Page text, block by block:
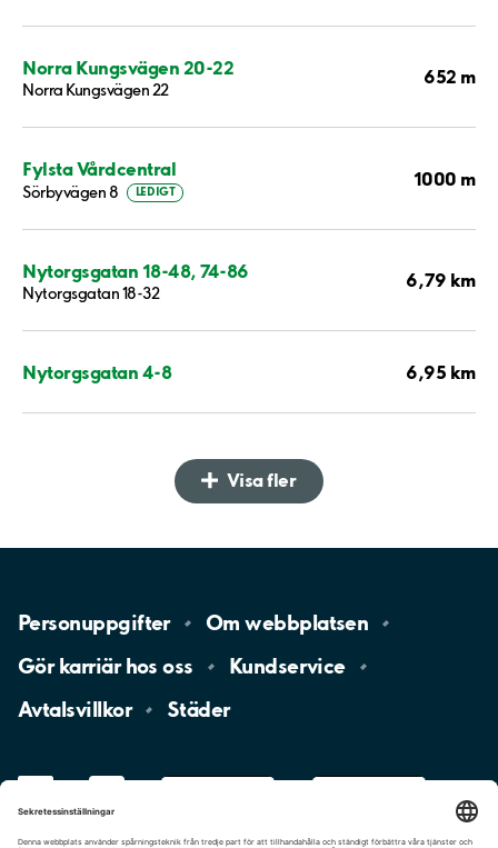
Norra Kungsvägen 20-22
Norra Kungsvägen 22
652 m
Fylsta Vårdcentral
Sörbyvägen 8 LEDIGT
1000 m
Nytorgsgatan 18-48, 74-86
Nytorgsgatan 18-32
6,79 km
Nytorgsgatan 4-8 6,95 km
Visa fler
Personuppgifter Omwebbplatsen
Gör karriär hososs
Kundservice
Avtalsvillkor
Städer